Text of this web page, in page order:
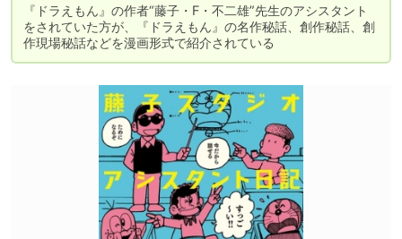
『ドラえもん』の作者“藤子・F・不二雄”先生のアシスタント
をされていた方が、『ドラえもん』の名作秘話、創作秘話、創
作現場秘話などを漫画形式で紹介されている